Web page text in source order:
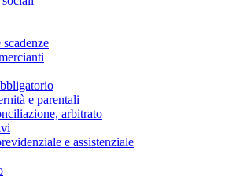
e parentali
arbitrato
e assistenziale